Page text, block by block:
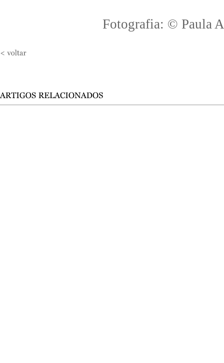
Fotografia: © Paula